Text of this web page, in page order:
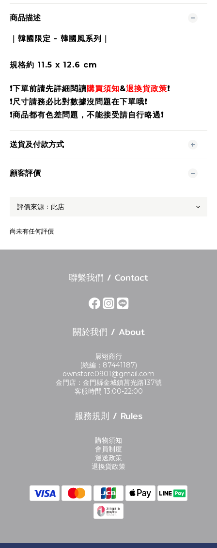
商品描述
｜韓國限定 - 韓國風系列｜
規格約 11.5 x 12.6 cm
❗️下單前請先詳細閱讀購買須知&退換貨政策❗️
❗️尺寸請務必比對數據沒問題在下單哦❗️
❗️商品都有色差問題，不能接受請自行略過❗️
送貨及付款方式
顧客評價
尚未有任何評價
聯繫我們 / Contact
關於我們 / About
晨翊商行
(統編：87441187)
ownstore0901@gmail.com
金門店：金門縣金城鎮莒光路137號
客服時間 13:00-22:00
服務規則 / Rules
購物須知
會員制度
運送政策
退換貨政策